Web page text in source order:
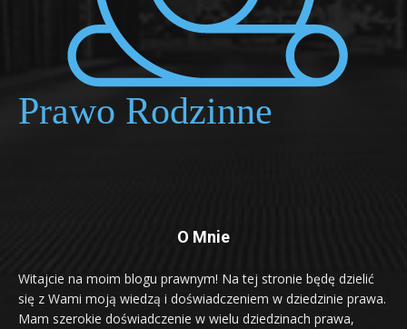
O Mnie
Witajcie na moim blogu prawnym! Na tej stronie będę dzielić
się z Wami moją wiedzą i doświadczeniem w dziedzinie prawa.
Mam szerokie doświadczenie w wielu dziedzinach prawa,